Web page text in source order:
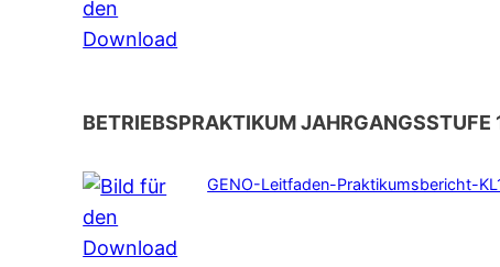
BETRIEBSPRAKTIKUM JAHRGANGSSTUFE
GENO-Leitfaden-Praktikumsbericht-